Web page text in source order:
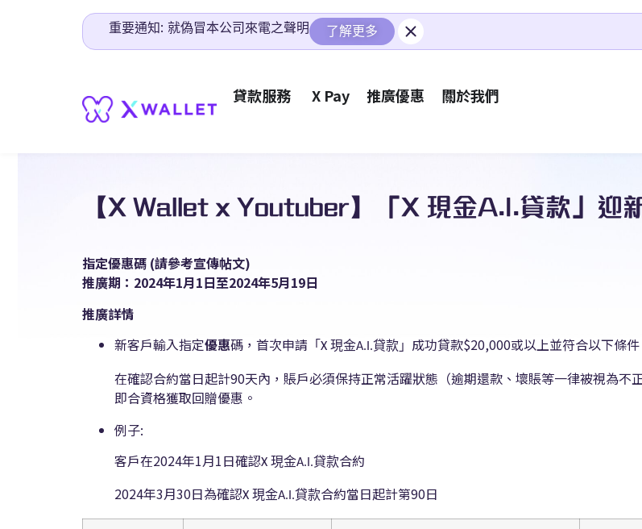
重要通知: 就偽冒本公司來電之聲明 了解更多
貸款服務 X Pay 推廣優惠 關於我們
【X Wallet x Youtuber】「X 現金A.I.貸款」迎
指定優惠碼 (請參考宣傳帖文)
推廣期： 2024年1月1日至2024年5月19日
推廣詳情
新客戶輸入指定優惠碼，首次申請 「 X 現金A.I.貸款」 成功貸款$20,000或以上並符合以下條
在確認合約當日起計90天內，賬戶必須保持正常活躍狀態（逾期還款、壞賬等一律被視為不
即合資格獲取回贈優惠。
例子:
客戶在2024年1月1日確認X 現金A.I.貸款合約
2024年3月30日為確認X 現金A.I.貸款合約當日起計第90日